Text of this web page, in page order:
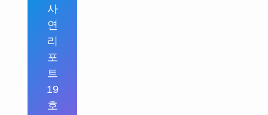
사
연
리
포
트
19
호